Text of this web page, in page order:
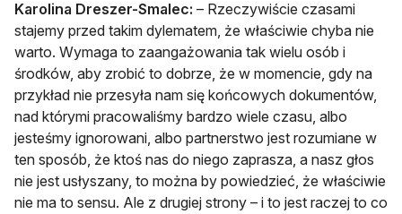
Karolina Dreszer-Smalec: – Rzeczywiście czasami
stajemy przed takim dylematem, że właściwie chyba nie
warto. Wymaga to zaangażowania tak wielu osób i
środków, aby zrobić to dobrze, że w momencie, gdy na
przykład nie przesyła nam się końcowych dokumentów,
nad którymi pracowaliśmy bardzo wiele czasu, albo
jesteśmy ignorowani, albo partnerstwo jest rozumiane w
ten sposób, że ktoś nas do niego zaprasza, a nasz głos
nie jest usłyszany, to można by powiedzieć, że właściwie
nie ma to sensu. Ale z drugiej strony – i to jest raczej to co